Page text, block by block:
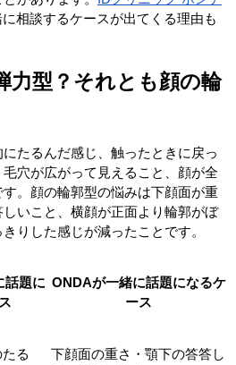
相談するケースが出てくる理由も
力型？それとも顔の輪
たるんだ感じ、触ったときに戻っ
穴が広がって見えること、顔が全
。顔の輪郭型の悩みは下顔面が重
いこと、横顔が正面より輪郭がぼ
りした感じが減ったことです。
話題に ONDAが一緒に話題になるケ
ース
る
下顔面の重さ・顎下の答答し